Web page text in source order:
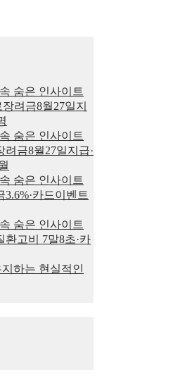
숨은 인사이트
려금8월27일지
숨은 인사이트
금8월27일지급·
숨은 인사이트
카드이벤트
숨은 인사이트
고비 7말8초·카
하는 현실적인